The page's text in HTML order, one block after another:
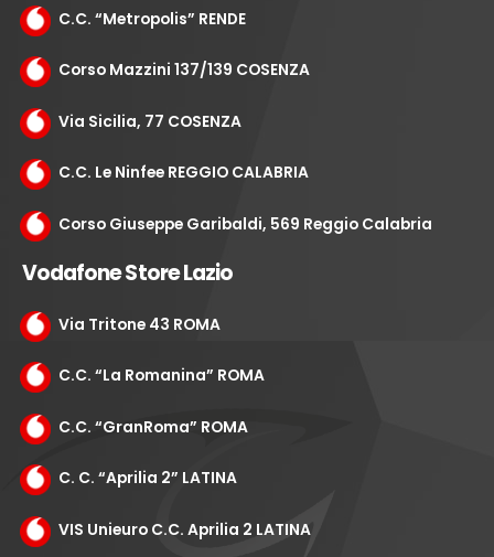
C.C. “Metropolis” RENDE
Corso Mazzini 137/139 COSENZA
Via Sicilia, 77 COSENZA
C.C. Le Ninfee REGGIO CALABRIA
Corso Giuseppe Garibaldi, 569 Reggio Calabria
Vodafone Store Lazio
Via Tritone 43 ROMA
C.C. “La Romanina” ROMA
C.C. “GranRoma” ROMA
C. C. “Aprilia 2” LATINA
VIS Unieuro C.C. Aprilia 2 LATINA